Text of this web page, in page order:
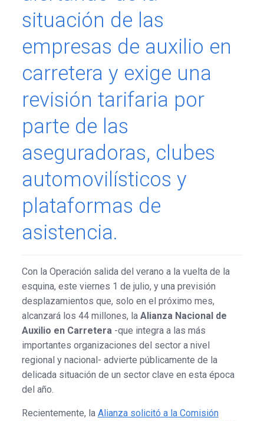
situación de las
empresas de auxilio en
carretera y exige una
revisión tarifaria por
parte de las
aseguradoras, clubes
automovilísticos y
plataformas de
asistencia.
Con la Operación salida del verano a la vuelta de la
esquina, este viernes 1 de julio, y una previsión
desplazamientos que, solo en el próximo mes,
alcanzará los 44 millones, la Alianza Nacional de
Auxilio en Carretera-que integra a las más
importantes organizaciones del sector a nivel
regional y nacional- advierte públicamente de la
delicada situación de un sector clave en esta época
del año.
Recientemente, la Alianza solicitó a la Comisión